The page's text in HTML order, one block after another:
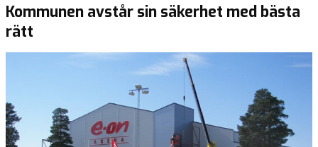
Kommunen avstår sin säkerhet med bästa
rätt